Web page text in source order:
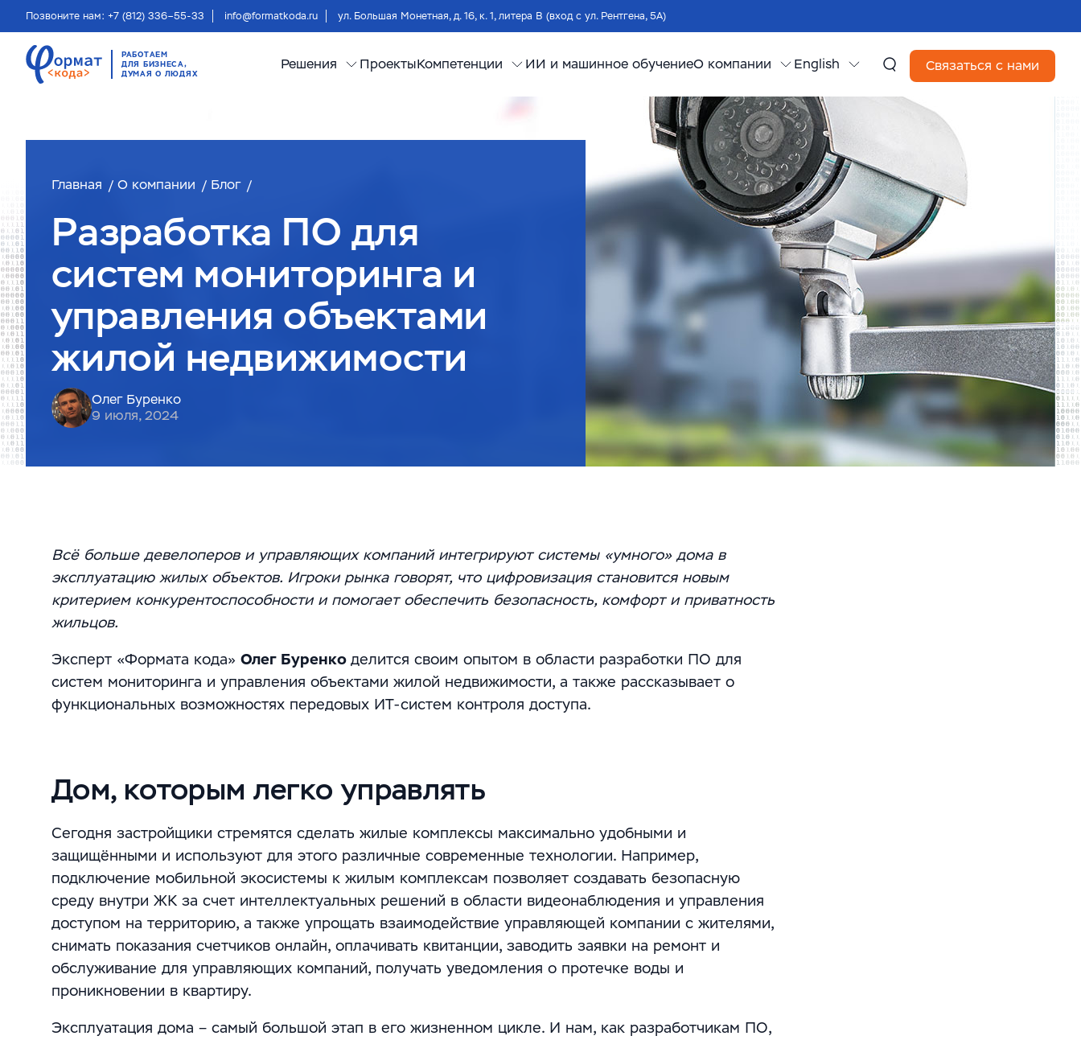
Позвоните нам: +7 (812) 336–55-33 info@formatkoda.ru ул. Большая Монетная, д. 16, к. 1, литера В (вход с ул. Рентгена, 5А)
РАБОТАЕМ
ДЛЯ БИЗНЕСА,
ДУМАЯ О ЛЮДЯХ
Решения ПроектыКомпетенции ИИ и машинное обучениеО компании English Связаться с нами
Главная О компании Блог
Разработка ПО для
систем мониторинга и
управления объектами
жилой недвижимости
Олег Буренко
9 июля, 2024
Всё больше девелоперов и управляющих компаний интегрируют системы «умного» дома в
эксплуатацию жилых объектов. Игроки рынка говорят, что цифровизация становится новым
критерием конкурентоспособности и помогает обеспечить безопасность, комфорт и приватность
жильцов.
Эксперт «Формата кода» Олег Буренко делится своим опытом в области разработки ПО для
систем мониторинга и управления объектами жилой недвижимости, а также рассказывает о
функциональных возможностях передовых ИТ-систем контроля доступа.
Дом, которым легко управлять
Сегодня застройщики стремятся сделать жилые комплексы максимально удобными и
защищёнными и используют для этого различные современные технологии. Например,
подключение мобильной экосистемы к жилым комплексам позволяет создавать безопасную
среду внутри ЖК за счет интеллектуальных решений в области видеонаблюдения и управления
доступом на территорию, а также упрощать взаимодействие управляющей компании с жителями,
снимать показания счетчиков онлайн, оплачивать квитанции, заводить заявки на ремонт и
обслуживание для управляющих компаний, получать уведомления о протечке воды и
проникновении в квартиру.
Эксплуатация дома – самый большой этап в его жизненном цикле. И нам, как разработчикам ПО,